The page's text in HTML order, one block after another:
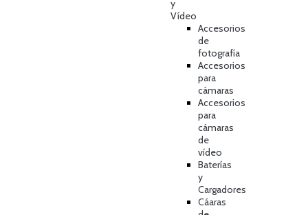
y
Vídeo
Accesorios
de
fotografía
Accesorios
para
cámaras
Accesorios
para
cámaras
de
vídeo
Baterías
y
Cargadores
Cáaras